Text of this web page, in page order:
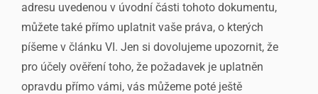
adresu uvedenou v úvodní části tohoto dokumentu,
můžete také přímo uplatnit vaše práva, o kterých
píšeme v článku VI. Jen si dovolujeme upozornit, že
pro účely ověření toho, že požadavek je uplatněn
opravdu přímo vámi, vás můžeme poté ještě